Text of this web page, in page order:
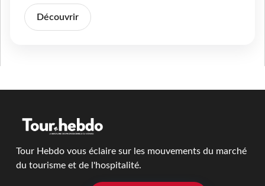
Découvrir
Tour Hebdo vous éclaire sur les mouvements du marché
du tourisme et de l'hospitalité.